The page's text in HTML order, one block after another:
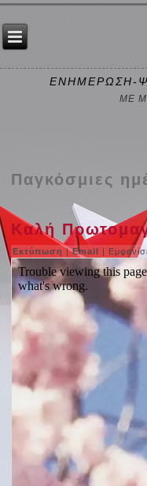
ΕΝΗΜΕΡΩΣΗ-
ΜΕ
Παγκόσμιες
Καλή
Εκτύπωση|Email |